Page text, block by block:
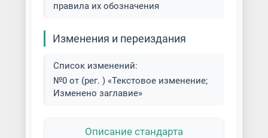
правила их обозначения
Изменения и переиздания
Список изменений:
№0 от (рег. ) «Текстовое изменение;
Изменено заглавие»
Описание стандарта